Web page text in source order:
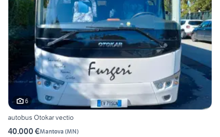
6
autobus Otokar vectio
40.000 €Mantova (MN)